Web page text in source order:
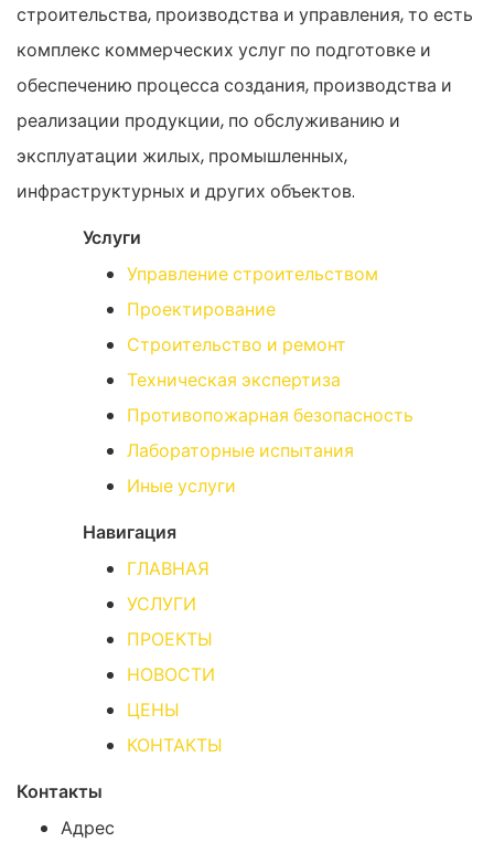
строительства, производства и управления, то есть
комплекс коммерческих услуг по подготовке и
обеспечению процесса создания, производства и
реализации продукции, по обслуживанию и
эксплуатации жилых, промышленных,
инфраструктурных и других объектов.
Услуги
Управление строительством
Проектирование
Строительство и ремонт
Техническая экспертиза
Противопожарная безопасность
Лабораторные испытания
Иные услуги
Навигация
ГЛАВНАЯ
УСЛУГИ
ПРОЕКТЫ
НОВОСТИ
ЦЕНЫ
КОНТАКТЫ
Контакты
Адрес